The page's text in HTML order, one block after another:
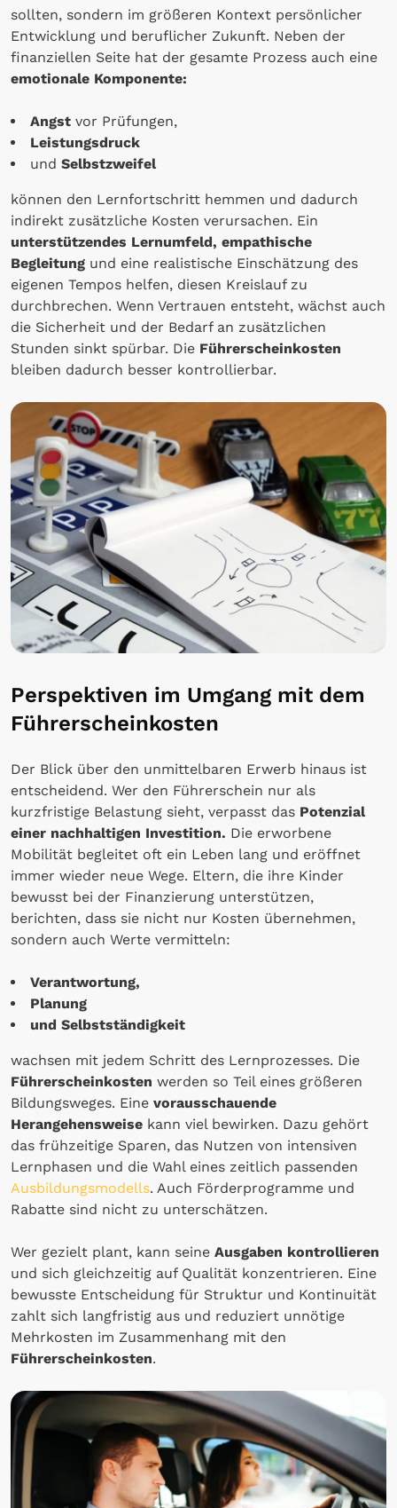
sollten, sondern im größeren Kontext persönlicher
Entwicklung und beruflicher Zukunft. Neben der
finanziellen Seite hat der gesamte Prozess auch eine
emotionale Komponente:
Angst vor Prüfungen,
Leistungsdruck
und Selbstzweifel
können den Lernfortschritt hemmen und dadurch
indirekt zusätzliche Kosten verursachen. Ein
unterstützendes Lernumfeld, empathische
Begleitung und eine realistische Einschätzung des
eigenen Tempos helfen, diesen Kreislauf zu
durchbrechen. Wenn Vertrauen entsteht, wächst auch
die Sicherheit und der Bedarf an zusätzlichen
Stunden sinkt spürbar. Die Führerscheinkosten
bleiben dadurch besser kontrollierbar.
Perspektiven im Umgang mit dem
Führerscheinkosten
Der Blick über den unmittelbaren Erwerb hinaus ist
entscheidend. Wer den Führerschein nur als
kurzfristige Belastung sieht, verpasst das Potenzial
einer nachhaltigen Investition. Die erworbene
Mobilität begleitet oft ein Leben lang und eröffnet
immer wieder neue Wege. Eltern, die ihre Kinder
bewusst bei der Finanzierung unterstützen,
berichten, dass sie nicht nur Kosten übernehmen,
sondern auch Werte vermitteln:
Verantwortung,
Planung
und Selbstständigkeit
wachsen mit jedem Schritt des Lernprozesses. Die
Führerscheinkosten werden so Teil eines größeren
Bildungsweges. Eine vorausschauende
Herangehensweise kann viel bewirken. Dazu gehört
das frühzeitige Sparen, das Nutzen von intensiven
Lernphasen und die Wahl eines zeitlich passenden
Ausbildungsmodells. Auch Förderprogramme und
Rabatte sind nicht zu unterschätzen.
Wer gezielt plant, kann seine Ausgaben kontrollieren
und sich gleichzeitig auf Qualität konzentrieren. Eine
bewusste Entscheidung für Struktur und Kontinuität
zahlt sich langfristig aus und reduziert unnötige
Mehrkosten im Zusammenhang mit den
Führerscheinkosten.